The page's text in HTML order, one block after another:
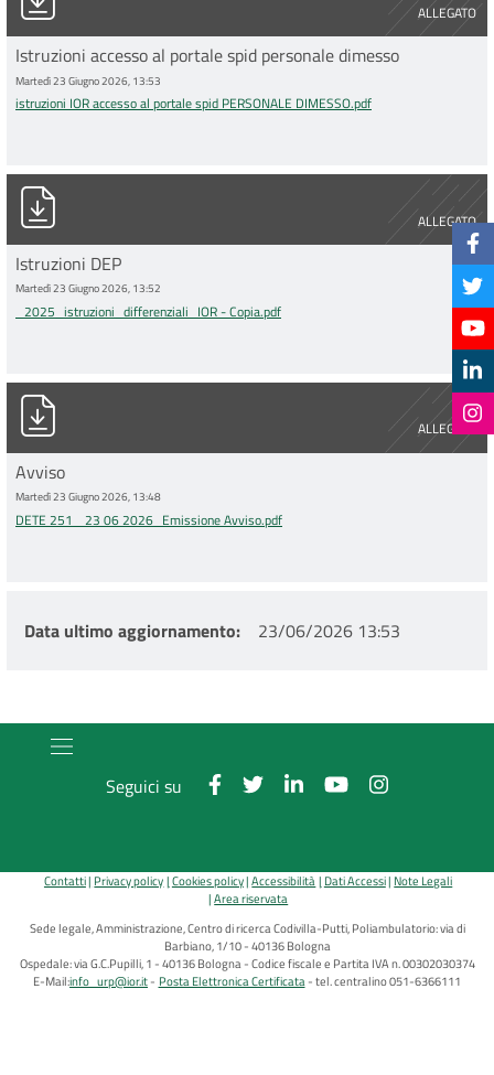
ALLEGATO
Istruzioni accesso al portale spid personale dimesso
Martedì 23 Giugno 2026, 13:53
istruzioni IOR accesso al portale spid PERSONALE DIMESSO.pdf
ALLEGATO
_2025_istruzioni_differenziali_IOR - Copia.pdf
Istruzioni DEP
Martedì 23 Giugno 2026, 13:52
_2025_istruzioni_differenziali_IOR - Copia.pdf
ALLEGATO
DETE 251_ 23 06 2026_Emissione Avviso.pdf
Avviso
Martedì 23 Giugno 2026, 13:48
DETE 251_ 23 06 2026_Emissione Avviso.pdf
Data ultimo aggiornamento 23/06/2026 13:53
Seguici su
Contatti Privacy policy Cookies policy Accessibilità Dati Accessi Note Legali
Area riservata
Sede legale, Amministrazione, Centro di ricerca Codivilla-Putti, Poliambulatorio: via di
Barbiano, 1/10 - 40136 Bologna
Ospedale: via G.C.Pupilli, 1 - 40136 Bologna - Codice fiscale e Partita IVA n. 00302030374
E-Mail:info_urp@ior.it Posta Elettronica Certificata tel. centralino 051-6366111